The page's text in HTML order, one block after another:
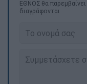
ΕΘΝΟΣ θα
διαγράφονται